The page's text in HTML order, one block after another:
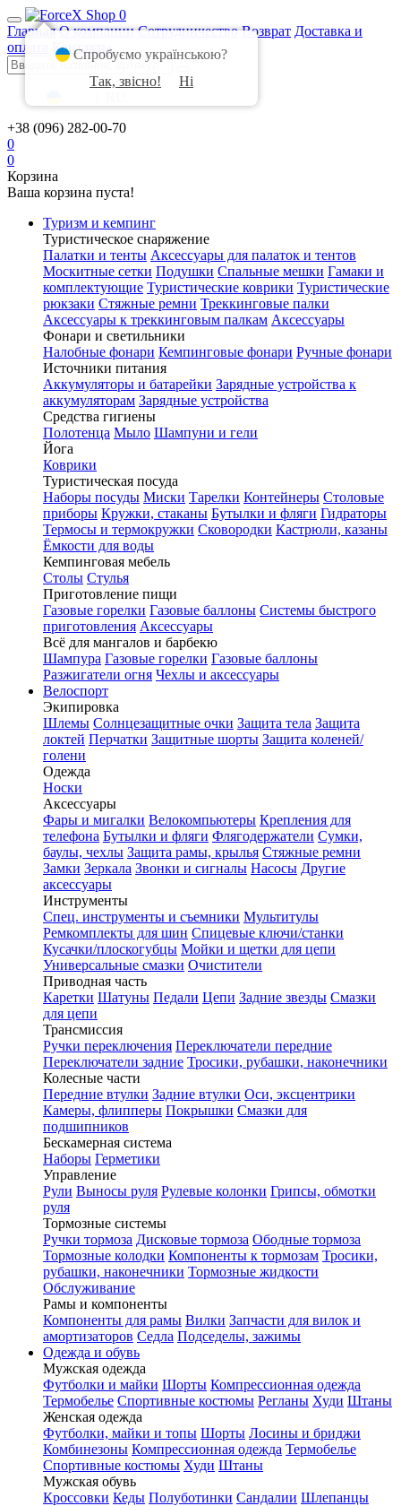
0
Главная О компании Сотрудничество Возврат Доставка и
оплата
Контакты
+38 (096) 282-00-70
0
0
Корзина
Ваша корзина пуста!
Туризм и кемпинг
Туристическое снаряжение
Палатки и тенты Аксессуары для палаток и тентов
Москитные сетки Подушки Спальные мешки Гамаки и
комплектующие Туристические коврики Туристические
рюкзаки Стяжные ремни Треккинговые палки
Аксессуары к треккинговым палкам Аксессуары
Фонари и светильники
Налобные фонари Кемпинговые фонари Ручные фонари
Источники питания
Аккумуляторы и батарейки Зарядные устройства к
аккумуляторам Зарядные устройства
Средства гигиены
Полотенца Мыло Шампуни и гели
Йога
Коврики
Туристическая посуда
Наборы посуды Миски Тарелки Контейнеры Столовые
приборы Кружки, стаканы Бутылки и фляги Гидраторы
Термосы и термокружки Сковородки Кастрюли, казаны
Ёмкости для воды
Кемпинговая мебель
Столы Стулья
Приготовление пищи
Газовые горелки Газовые баллоны Системы быстрого
приготовления Аксессуары
Всё для мангалов и барбекю
Шампура Газовые горелки Газовые баллоны
Разжигатели огня Чехлы и аксессуары
Велоспорт
Экипировка
Шлемы Солнцезащитные очки Защита тела Защита
локтей Перчатки Защитные шорты Защита коленей/
голени
Одежда
Носки
Аксессуары
Фары и мигалки Велокомпьютеры Крепления для
телефона Бутылки и фляги Флягодержатели Сумки,
баулы, чехлы Защита рамы, крылья Стяжные ремни
Замки Зеркала Звонки и сигналы Насосы Другие
аксессуары
Инструменты
Спец. инструменты и съемники Мультитулы
Ремкомплекты для шин Спицевые ключи/станки
Кусачки/плоскогубцы Мойки и щетки для цепи
Универсальные смазки Очистители
Приводная часть
Каретки Шатуны Педали Цепи Задние звезды Смазки
для цепи
Трансмиссия
Ручки переключения Переключатели передние
Переключатели задние Тросики, рубашки, наконечники
Колесные части
Передние втулки Задние втулки Оси, эксцентрики
Камеры, флипперы Покрышки Смазки для
подшипников
Бескамерная система
Наборы Герметики
Управление
Рули Выносы руля Рулевые колонки Грипсы, обмотки
руля
Тормозные системы
Ручки тормоза Дисковые тормоза Ободные тормоза
Тормозные колодки Компоненты к тормозам Тросики,
рубашки, наконечники Тормозные жидкости
Обслуживание
Рамы и компоненты
Компоненты для рамы Вилки Запчасти для вилок и
амортизаторов Седла Подседелы, зажимы
Одежда и обувь
Мужская одежда
Футболки и майки Шорты Компрессионная одежда
Термобелье Спортивные костюмы Регланы Худи Штаны
Женская одежда
Футболки, майки и топы Шорты Лосины и бриджи
Комбинезоны Компрессионная одежда Термобелье
Спортивные костюмы Худи Штаны
Мужская обувь
Кроссовки Кеды Полуботинки Сандалии Шлепанцы
Спробуємо українською?
Так, звісно!
Ні